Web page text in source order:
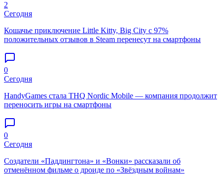
2
Сегодня
Кошачье приключение Little Kitty, Big City с 97%
положительных отзывов в Steam перенесут на смартфоны
0
Сегодня
HandyGames стала THQ Nordic Mobile — компания продолжит
переносить игры на смартфоны
0
Сегодня
Создатели «Паддингтона» и «Вонки» рассказали об
отменённом фильме о дроиде по «Звёздным войнам»